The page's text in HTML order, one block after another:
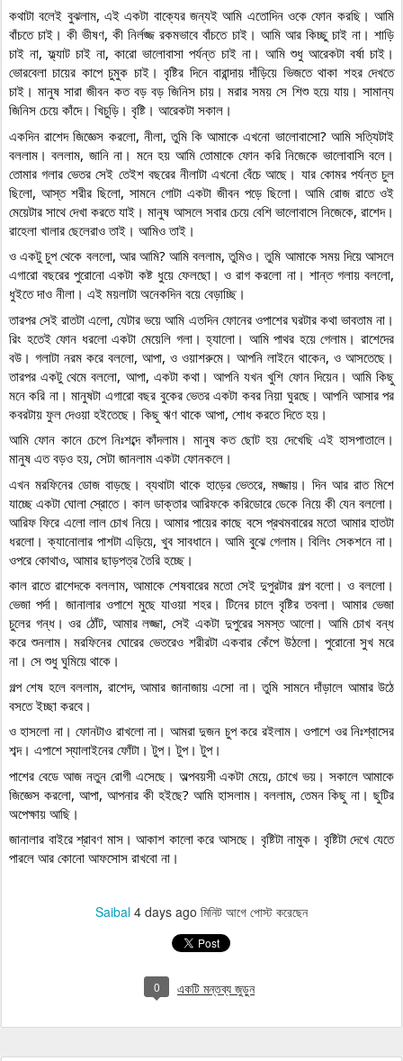
কথাটা বলেই বুঝলাম, এই একটা বাক্যের জন্যই আমি এতোদিন ওকে ফোন করছি। আমি
বাঁচতে চাই। কী ভীষণ, কী নির্লজ্জ রকমভাবে বাঁচতে চাই। আমি আর কিচ্ছু চাই না। শাড়ি
চাই না, ফ্ল্যাট চাই না, কারো ভালোবাসা পর্যন্ত চাই না। আমি শুধু আরেকটা বর্ষা চাই।
ভোরবেলা চায়ের কাপে চুমুক চাই। বৃষ্টির দিনে বারান্দায় দাঁড়িয়ে ভিজতে থাকা শহর দেখতে
চাই। মানুষ সারা জীবন কত বড় বড় জিনিস চায়। মরার সময় সে শিশু হয়ে যায়। সামান্য
জিনিস চেয়ে কাঁদে। খিচুড়ি। বৃষ্টি। আরেকটা সকাল।
একদিন রাশেদ জিজ্ঞেস করলো, নীলা, তুমি কি আমাকে এখনো ভালোবাসো? আমি সত্যিটাই
বললাম। বললাম, জানি না। মনে হয় আমি তোমাকে ফোন করি নিজেকে ভালোবাসি বলে।
তোমার গলার ভেতর সেই তেইশ বছরের নীলাটা এখনো বেঁচে আছে। যার কোমর পর্যন্ত চুল
ছিলো, আস্ত শরীর ছিলো, সামনে গোটা একটা জীবন পড়ে ছিলো। আমি রোজ রাতে ওই
মেয়েটার সাথে দেখা করতে যাই। মানুষ আসলে সবার চেয়ে বেশি ভালোবাসে নিজেকে, রাশেদ।
রাহেলা খালার ছেলেরাও তাই। আমিও তাই।
ও একটু চুপ থেকে বললো, আর আমি? আমি বললাম, তুমিও। তুমি আমাকে সময় দিয়ে আসলে
এগারো বছরের পুরোনো একটা কষ্ট ধুয়ে ফেলছো। ও রাগ করলো না। শান্ত গলায় বললো,
ধুইতে দাও নীলা। এই ময়লাটা অনেকদিন বয়ে বেড়াচ্ছি।
তারপর সেই রাতটা এলো, যেটার ভয়ে আমি এতদিন ফোনের ওপাশের ঘরটার কথা ভাবতাম না।
রিং হতেই ফোন ধরলো একটা মেয়েলি গলা। হ্যালো। আমি পাথর হয়ে গেলাম। রাশেদের
বউ। গলাটা নরম করে বললো, আপা, ও ওয়াশরুমে। আপনি লাইনে থাকেন, ও আসতেছে।
তারপর একটু থেমে বললো, আপা, একটা কথা। আপনি যখন খুশি ফোন দিয়েন। আমি কিছু
মনে করি না। মানুষটা এগারো বছর বুকের ভেতর একটা কবর নিয়া ঘুরছে। আপনি আসার পর
কবরটায় ফুল দেওয়া হইতেছে। কিছু ঋণ থাকে আপা, শোধ করতে দিতে হয়।
আমি ফোন কানে চেপে নিঃশব্দে কাঁদলাম। মানুষ কত ছোট হয় দেখেছি এই হাসপাতালে।
মানুষ এত বড়ও হয়, সেটা জানলাম একটা ফোনকলে।
এখন মরফিনের ডোজ বাড়ছে। ব্যথাটা থাকে হাড়ের ভেতরে, মজ্জায়। দিন আর রাত মিশে
যাচ্ছে একটা ঘোলা স্রোতে। কাল ডাক্তার আরিফকে করিডোরে ডেকে নিয়ে কী যেন বললো।
আরিফ ফিরে এলো লাল চোখ নিয়ে। আমার পায়ের কাছে বসে প্রথমবারের মতো আমার হাতটা
ধরলো। ক্যানোলার পাশটা এড়িয়ে, খুব সাবধানে। আমি বুঝে গেলাম। বিলিং সেকশনে না।
ওপরে কোথাও, আমার ছাড়পত্র তৈরি হচ্ছে।
কাল রাতে রাশেদকে বললাম, আমাকে শেষবারের মতো সেই দুপুরটার গল্প বলো। ও বললো।
ভেজা পর্দা। জানালার ওপাশে মুছে যাওয়া শহর। টিনের চালে বৃষ্টির তবলা। আমার ভেজা
চুলের গন্ধ। ওর ঠোঁট, আমার লজ্জা, সেই একটা দুপুরের সমস্ত আলো। আমি চোখ বন্ধ
করে শুনলাম। মরফিনের ঘোরের ভেতরেও শরীরটা একবার কেঁপে উঠলো। পুরোনো সুখ মরে
না। সে শুধু ঘুমিয়ে থাকে।
গল্প শেষ হলে বললাম, রাশেদ, আমার জানাজায় এসো না। তুমি সামনে দাঁড়ালে আমার উঠে
বসতে ইচ্ছা করবে।
ও হাসলো না। ফোনটাও রাখলো না। আমরা দুজন চুপ করে রইলাম। ওপাশে ওর নিঃশ্বাসের
শব্দ। এপাশে স্যালাইনের ফোঁটা। টুপ। টুপ। টুপ।
পাশের বেডে আজ নতুন রোগী এসেছে। অল্পবয়সী একটা মেয়ে, চোখে ভয়। সকালে আমাকে
জিজ্ঞেস করলো, আপা, আপনার কী হইছে? আমি হাসলাম। বললাম, তেমন কিছু না। ছুটির
অপেক্ষায় আছি।
জানালার বাইরে শ্রাবণ মাস। আকাশ কালো করে আসছে। বৃষ্টিটা নামুক। বৃষ্টিটা দেখে যেতে
পারলে আর কোনো আফসোস রাখবো না।
Saibal 4 days ago মিনিট আগে পোস্ট করেছেন
0 একটি মন্তব্য জুড়ুন